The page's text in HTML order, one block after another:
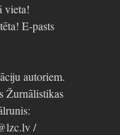
vieta!
E-pasts
autoriem.
Žurnālistikas
/